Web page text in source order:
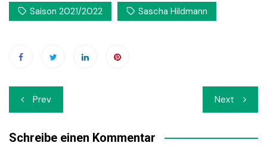
Saison 2021/2022 Sascha Hildmann
Beitrags-
Navigation
Prev Next
Schreibe einen Kommentar